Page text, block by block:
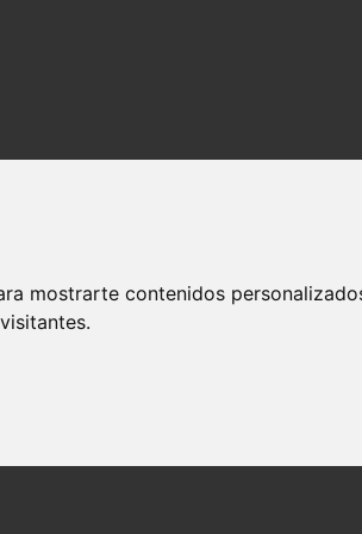
mostrarte contenidos